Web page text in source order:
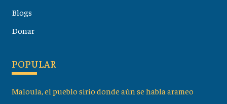
Blogs
Donar
POPULAR
Maloula, el pueblo sirio donde aún se habla arameo